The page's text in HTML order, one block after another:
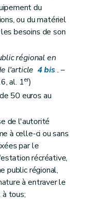
du
ou du matériel
besoins de son
régional en
l'article 4bis.–
al. 1er)
50 euros au
de l'autorité
à celle-ci ou sans
par le
récréative,
public régional,
à entraver le
tous;